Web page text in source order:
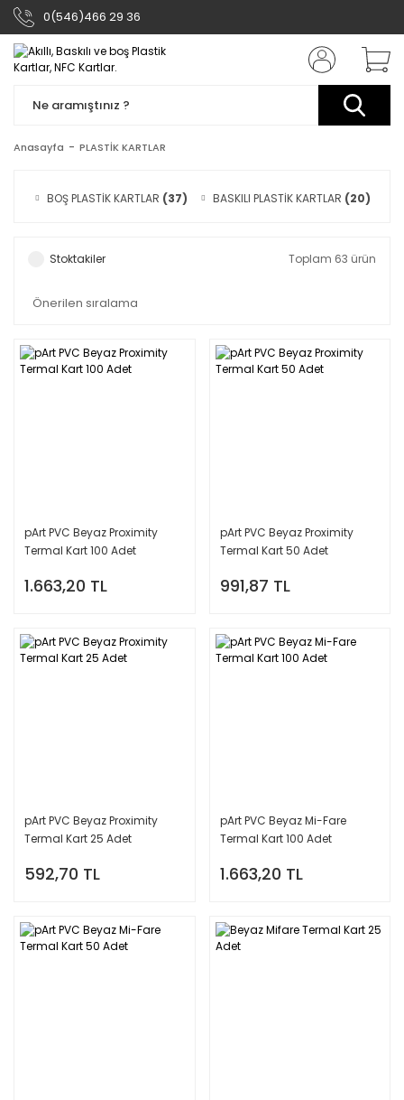
0(546)466 29 36
Anasayfa PLASTİK KARTLAR
BOŞ PLASTİK KARTLAR (37) BASKILI PLASTİK KARTLAR (20)
Stoktakiler Toplam 63 ürün
pArt PVC Beyaz Proximity
Termal Kart 100 Adet
1.663,20 TL
pArt PVC Beyaz Proximity
Termal Kart 50 Adet
991,87 TL
pArt PVC Beyaz Proximity
Termal Kart 25 Adet
592,70 TL
pArt PVC Beyaz Mi-Fare
Termal Kart 100 Adet
1.663,20 TL